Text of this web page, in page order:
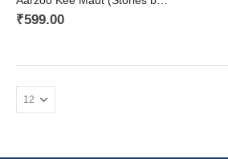
₹599.00